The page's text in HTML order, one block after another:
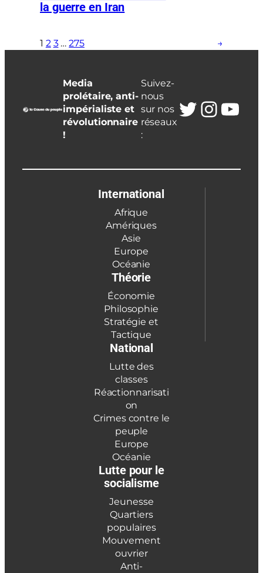
la guerre en Iran
1 2 3 … 275 →
Media
prolétaire, anti-
impérialiste et
révolutionnaire
!
Suivez-
nous
sur nos
réseaux
:
Twitter
International
Afrique
Amériques
Asie
Europe
Océanie
Théorie
Économie
Philosophie
Stratégie et
Tactique
National
Lutte des
classes
Réactionnarisati
on
Crimes contre le
peuple
Europe
Océanie
Lutte pour le
socialisme
Jeunesse
Quartiers
populaires
Mouvement
ouvrier
Anti-